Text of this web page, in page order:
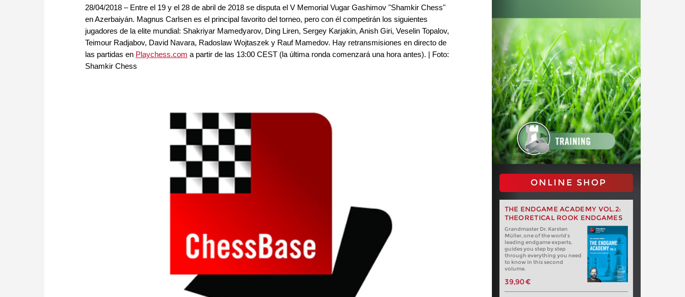
28/04/2018 – Entre el 19 y el 28 de abril de 2018 se disputa el V Memorial Vugar Gashimov "Shamkir Chess"
en Azerbaiyán. Magnus Carlsen es el principal favorito del torneo, pero con él competirán los siguientes
jugadores de la elite mundial: Shakriyar Mamedyarov, Ding Liren, Sergey Karjakin, Anish Giri, Veselin Topalov,
Teimour Radjabov, David Navara, Radoslaw Wojtaszek y Rauf Mamedov. Hay retransmisiones en directo de
las partidas en Playchess.com a partir de las 13:00 CEST (la última ronda comenzará una hora antes). | Foto:
Shamkir Chess
ONLINE SHOP
THE ENDGAME ACADEMY VOL.2:
THEORETICAL ROOK ENDGAMES
Grandmaster Dr. Karsten
Müller, one of the world’s
leading endgame experts,
guides you step by step
through everything you need
to know in this second
volume.
39,90 €